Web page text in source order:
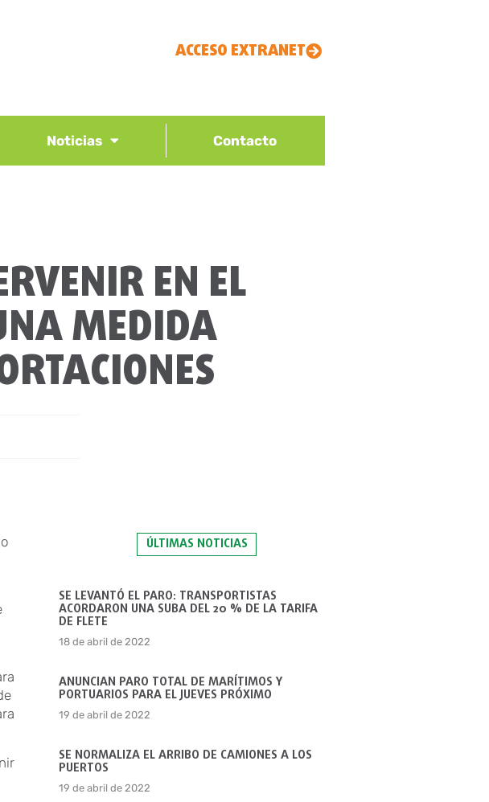
ACCESO EXTRANET
Noticias Contacto
EN EL
MEDIDA
ÚLTIMAS NOTICIAS
SE LEVANTÓ EL PARO: TRANSPORTISTAS
ACORDARON UNA SUBA DEL 20 % DE LA TARIFA
DE FLETE
18 de abril de 2022
ANUNCIAN PARO TOTAL DE MARÍTIMOS Y
PORTUARIOS PARA EL JUEVES PRÓXIMO
19 de abril de 2022
SE NORMALIZA EL ARRIBO DE CAMIONES A LOS
PUERTOS
19 de abril de 2022